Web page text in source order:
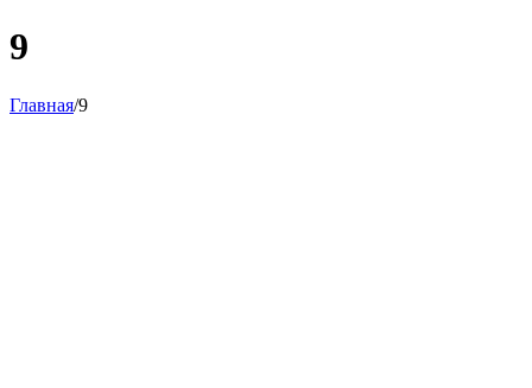
9
Главная/9